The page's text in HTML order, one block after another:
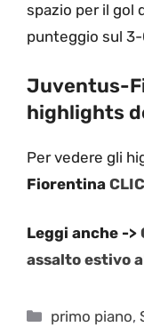
spazio per il gol
punteggio sul
Juventus-
highlights
Per vedere gli
Fiorentina
Leggi anche ->
assalto estivo
Categorie
primo piano,